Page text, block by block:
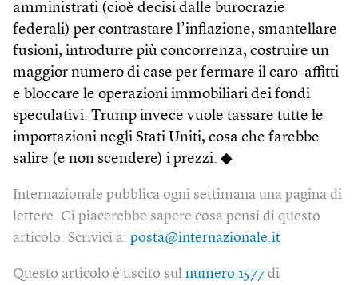
amministrati (cioè decisi dalle burocrazie
federali) per contrastare l’inflazione, smantellare
fusioni, introdurre più concorrenza, costruire un
maggior numero di case per fermare il caro-affitti
e bloccare le operazioni immobiliari dei fondi
speculativi. Trump invece vuole tassare tutte le
importazioni negli Stati Uniti, cosa che farebbe
salire (e non scendere) i prezzi. ◆
Internazionale pubblica ogni settimana una pagina di
lettere. Ci piacerebbe sapere cosa pensi di questo
articolo. Scrivici a: posta@internazionale.it
Questo articolo è uscito sul numero 1577 di